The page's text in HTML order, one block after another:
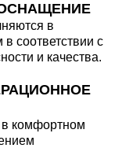
в
соответствии с
и качества.
в комфортном